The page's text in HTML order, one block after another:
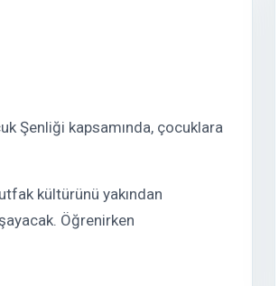
Şenliği kapsamında, çocuklara
kültürünü yakından
Öğrenirken